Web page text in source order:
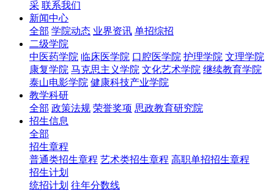
采 联系我们
新闻中心
全部 学院动态 业界资讯 单招综招
二级学院
中医药学院 临床医学院 口腔医学院 护理学院 文理学院
康复学院 马克思主义学院 文化艺术学院 继续教育学院
泰山电影学院 健康科技产业学院
教学科研
全部 政策法规 荣誉奖项 思政教育研究院
招生信息
全部
招生章程
普通类招生章程 艺术类招生章程 高职单招招生章程
招生计划
统招计划 往年分数线